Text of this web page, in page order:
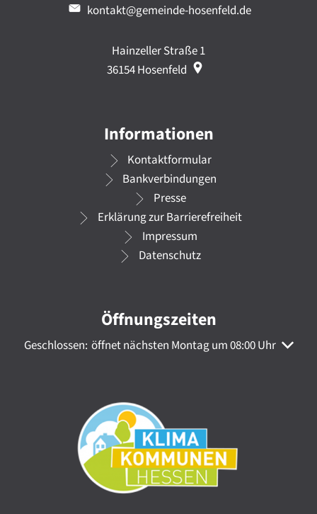
kontakt@gemeinde-hosenfeld.de
Hainzeller Straße 1
36154Hosenfeld
Informationen
Kontaktformular
Bankverbindungen
Presse
Erklärung zur Barrierefreiheit
Impressum
Datenschutz
Öffnungszeiten
Klicken, um weitere Öffnungs- oder Schließzeiten
Geschlossen: öffnet nächsten Montag um 08:00 Uhr